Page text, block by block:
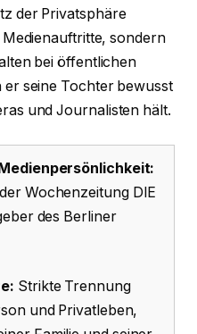
der Privatsphäre
sondern
bei öffentlichen
seine Tochter bewusst
und Journalisten hält.
Wochenzeitung DIE
des Berliner
Strikte Trennung
und Privatleben,